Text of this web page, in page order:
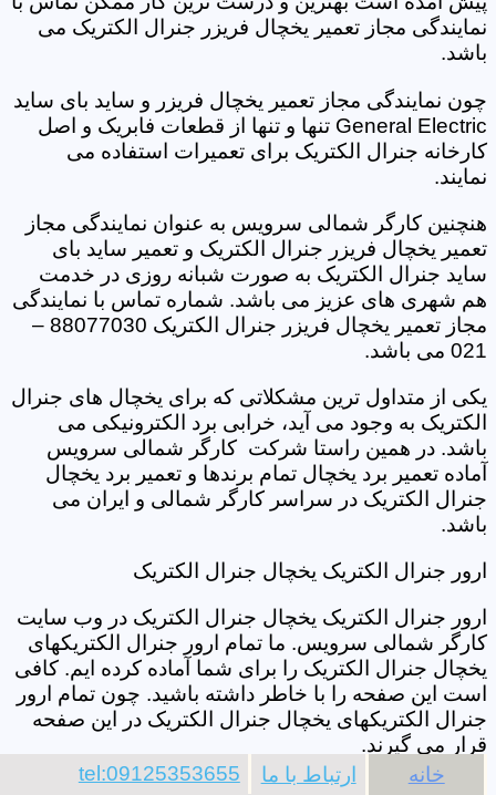
نمایندگی مجاز تعمیر یخچال فریزر جنرال الکتریک می
باشد.
چون نمایندگی مجاز تعمیر یخچال فریزر و ساید بای ساید
General Electric تنها و تنها از قطعات فابریک و اصل
کارخانه جنرال الکتریک برای تعمیرات استفاده می
نمایند.
هنچنین کارگر شمالی سرویس به عنوان نمایندگی مجاز
تعمیر یخچال فریزر جنرال الکتریک و تعمیر ساید بای
ساید جنرال الکتریک به صورت شبانه روزی در خدمت
هم شهری های عزیز می باشد. شماره تماس با نمایندگی
مجاز تعمیر یخچال فریزر جنرال الکتریک 88077030 –
021 می باشد.
یکی از متداول ترین مشکلاتی که برای یخچال های جنرال
الکتریک به وجود می آید، خرابی برد الکترونیکی می
باشد. در همین راستا شرکت کارگر شمالی سرویس
آماده تعمیر برد یخچال تمام برندها و تعمیر برد یخچال
جنرال الکتریک در سراسر کارگر شمالی و ایران می
باشد.
ارور جنرال الکتریک یخچال جنرال الکتریک
ارور جنرال الکتریک یخچال جنرال الکتریک در وب سایت
کارگر شمالی سرویس. ما تمام ارور جنرال الکتریکهای
یخچال جنرال الکتریک را برای شما آماده کرده ایم. کافی
است این صفحه را با خاطر داشته باشید. چون تمام ارور
جنرال الکتریکهای یخچال جنرال الکتریک در این صفحه
قرار می گیرند.
خانه ارتباط با ما tel:09125353655